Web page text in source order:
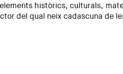
històrics, culturals,
del qual neix cadascuna de